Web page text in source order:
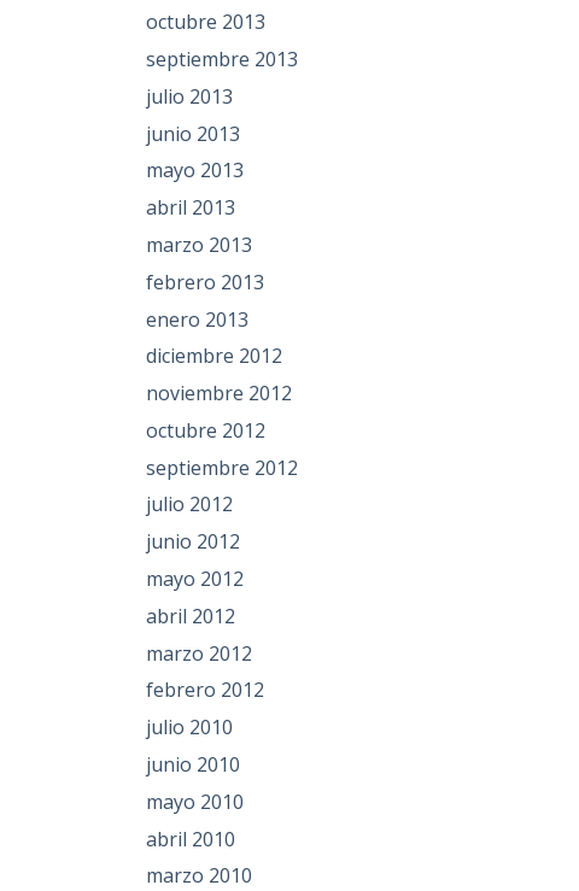
octubre 2013
septiembre 2013
julio 2013
junio 2013
mayo 2013
abril 2013
marzo 2013
febrero 2013
enero 2013
diciembre 2012
noviembre 2012
octubre 2012
septiembre 2012
julio 2012
junio 2012
mayo 2012
abril 2012
marzo 2012
febrero 2012
julio 2010
junio 2010
mayo 2010
abril 2010
marzo 2010